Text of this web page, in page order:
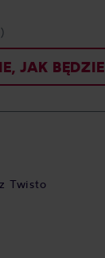
JAK BĘDZIE
Twisto